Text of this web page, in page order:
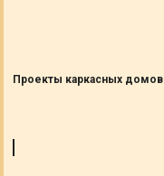
Проекты каркасных домов